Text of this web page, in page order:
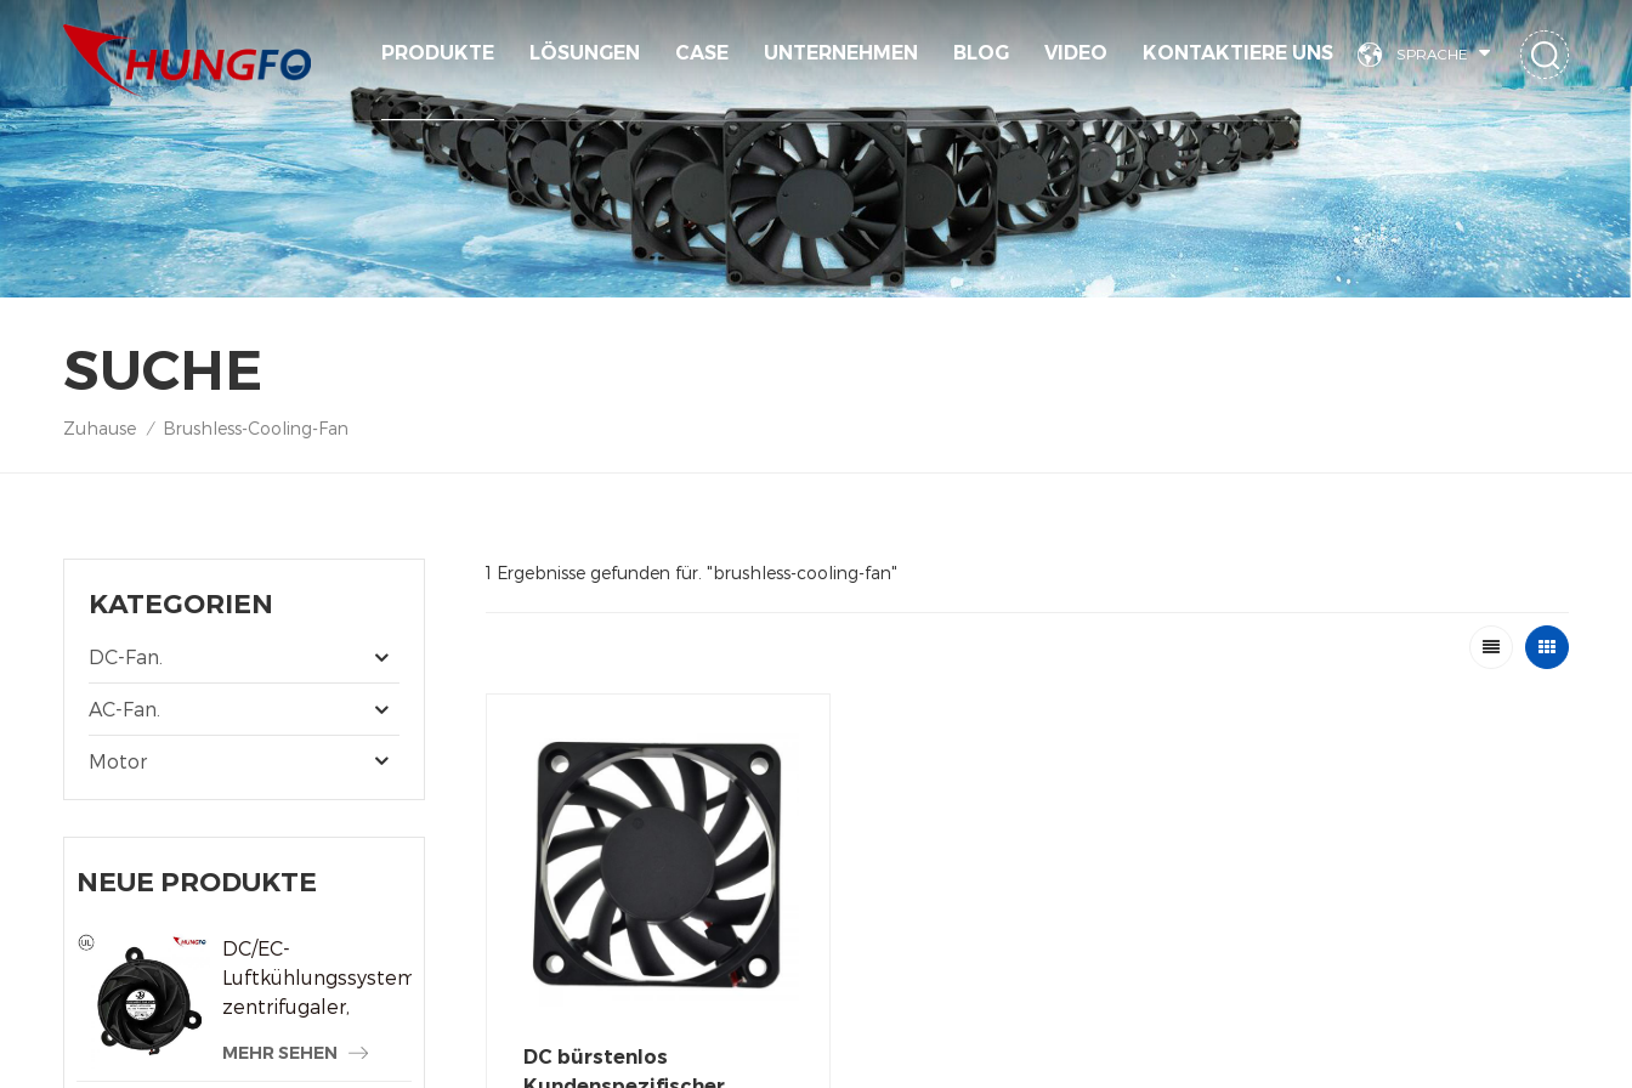
SPRACHE
PRODUKTE LÖSUNGEN CASE UNTERNEHMEN BLOG VIDEO KONTAKTIERE UNS
SUCHE
Zuhause / Brushless-Cooling-Fan
KATEGORIEN
DC-Fan.
AC-Fan.
Motor
NEUE PRODUKTE
DC/EC-
Luftkühlungssystem,
zentrifugaler,
Kühlerlüfter
MEHR SEHEN
1 Ergebnisse gefunden für. "brushless-cooling-fan"
DC bürstenlos